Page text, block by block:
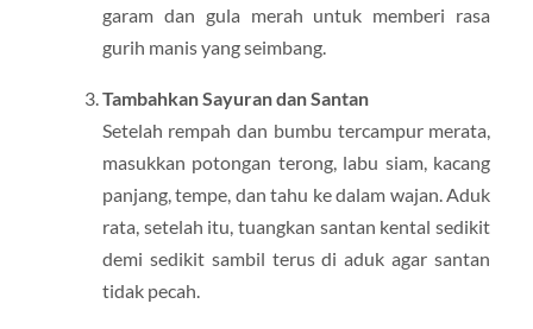
garam dan gula merah untuk memberi rasa
gurih manis yang seimbang.
Tambahkan Sayuran dan Santan
Setelah rempah dan bumbu tercampur merata,
masukkan potongan terong, labu siam, kacang
panjang, tempe, dan tahu ke dalam wajan. Aduk
rata, setelah itu, tuangkan santan kental sedikit
demi sedikit sambil terus di aduk agar santan
tidak pecah.